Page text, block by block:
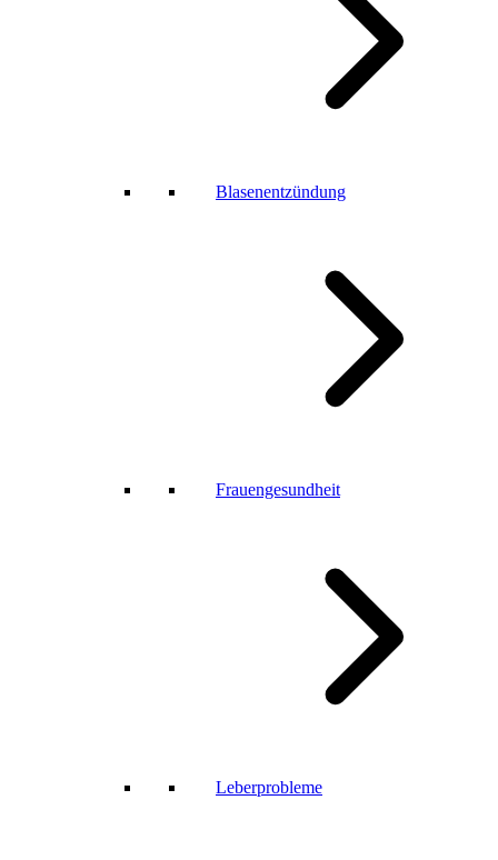
Blasenentzündung
Frauengesundheit
Leberprobleme